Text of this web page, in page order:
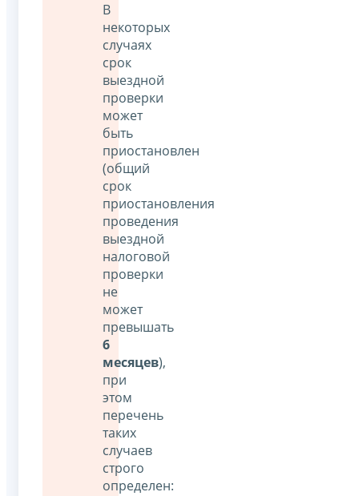
В
некоторых
случаях
срок
выездной
проверки
может
быть
приостановлен
(общий
срок
приостановления
проведения
выездной
налоговой
проверки
не
может
превышать
6
месяцев),
при
этом
перечень
таких
случаев
строго
определен: